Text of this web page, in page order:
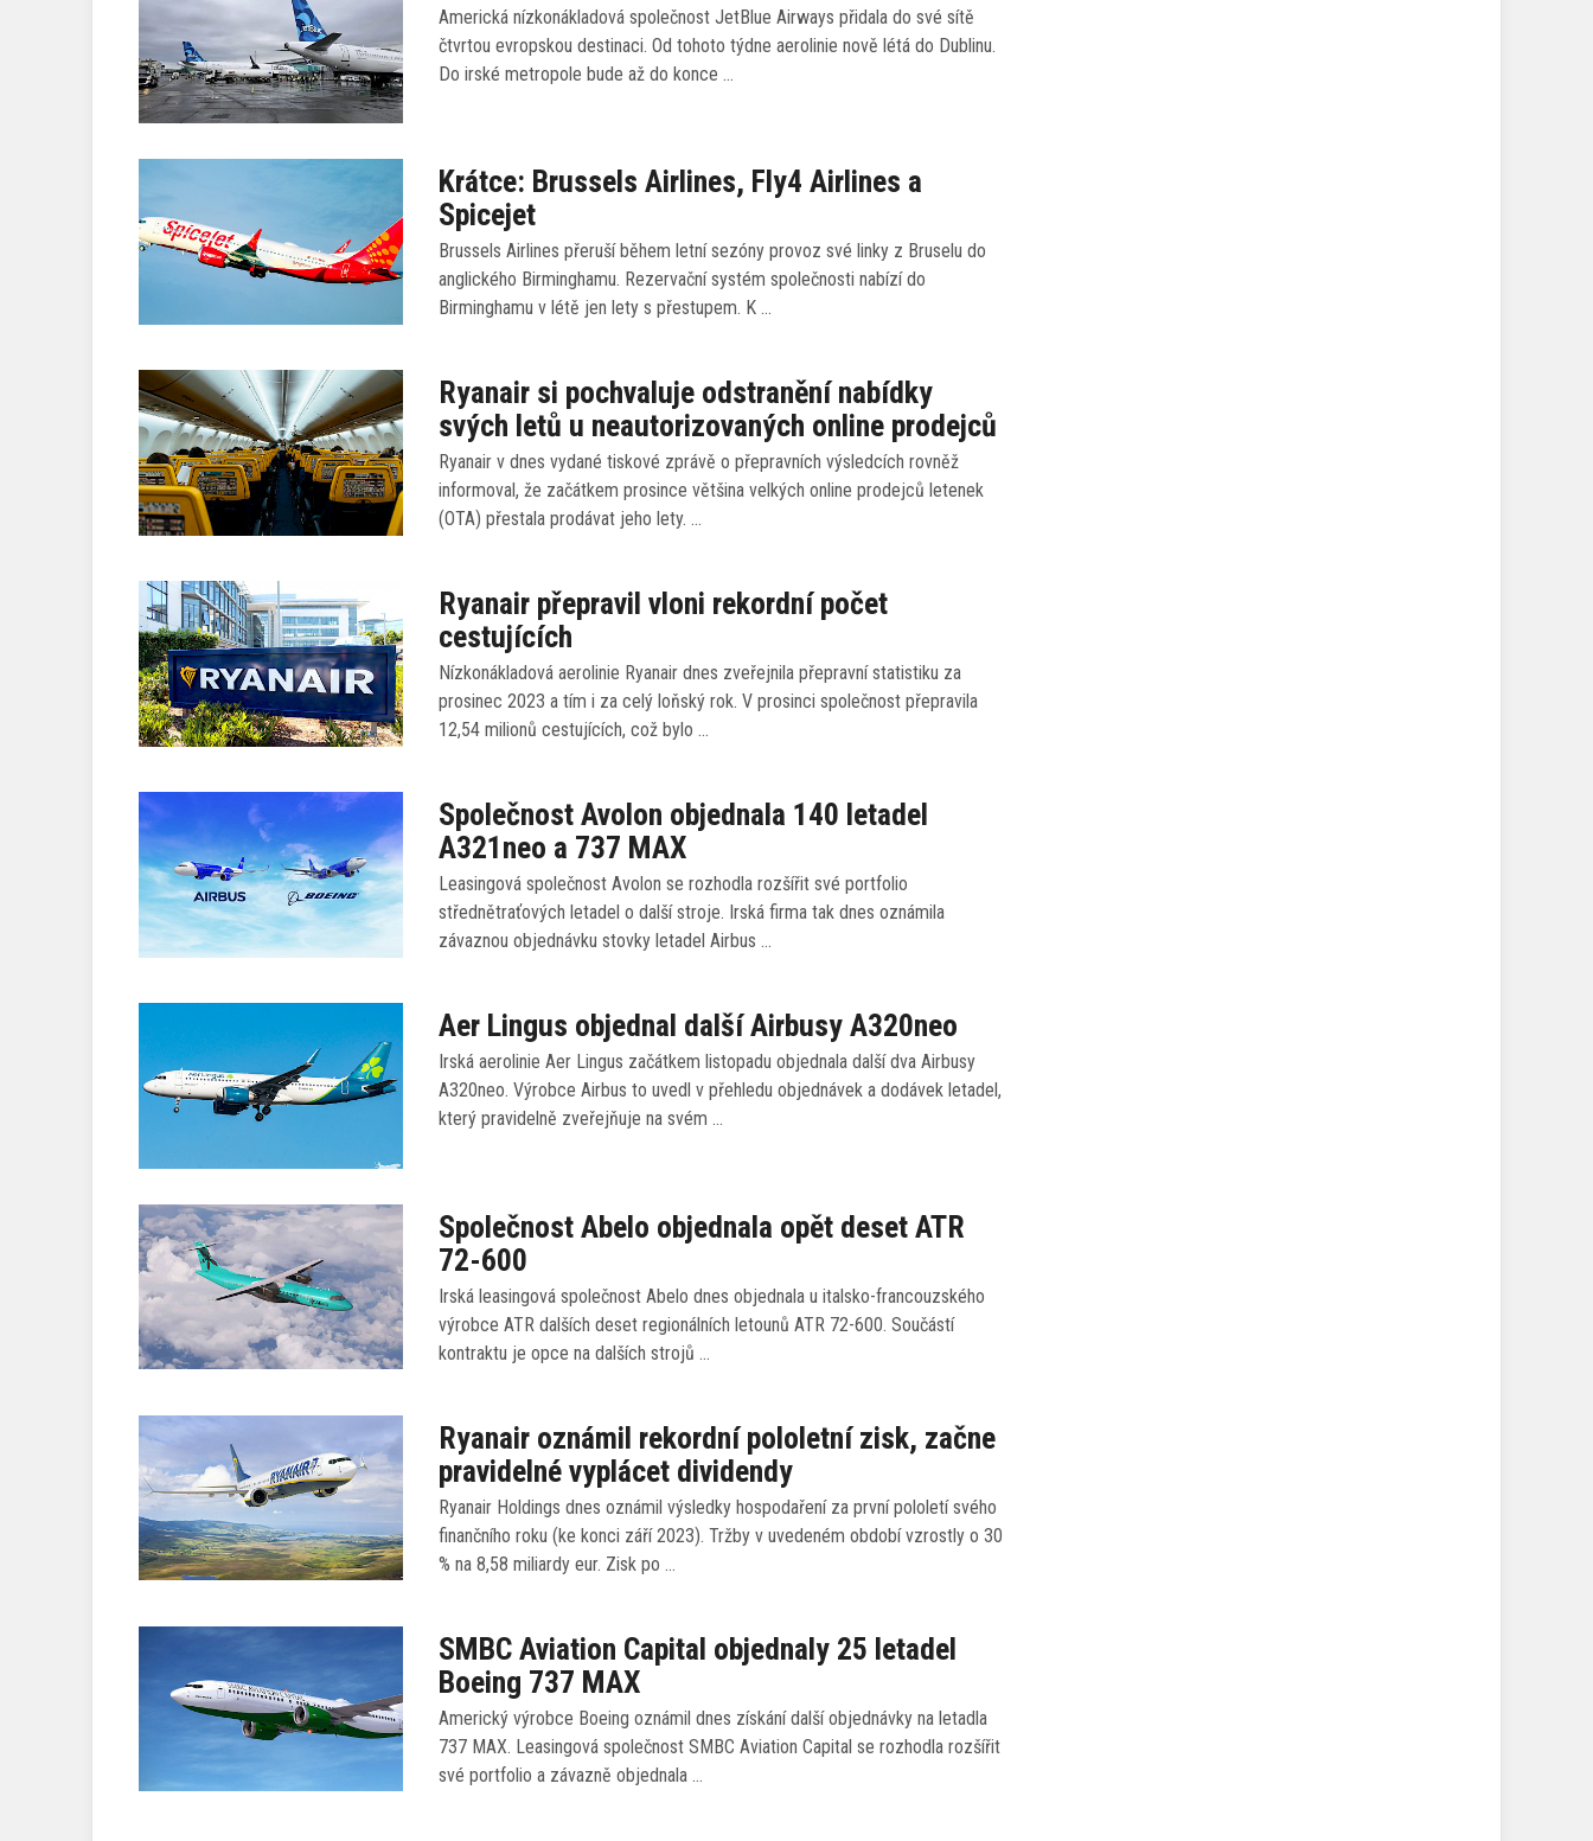
Americká nízkonákladová společnost JetBlue Airways přidala do své sítě
čtvrtou evropskou destinaci. Od tohoto týdne aerolinie nově létá do Dublinu.
Do irské metropole bude až do konce …
Krátce: Brussels Airlines, Fly4 Airlines a
Spicejet
Brussels Airlines přeruší během letní sezóny provoz své linky z Bruselu do
anglického Birminghamu. Rezervační systém společnosti nabízí do
Birminghamu v létě jen lety s přestupem. K …
Ryanair si pochvaluje odstranění nabídky
svých letů u neautorizovaných online prodejců
Ryanair v dnes vydané tiskové zprávě o přepravních výsledcích rovněž
informoval, že začátkem prosince většina velkých online prodejců letenek
(OTA) přestala prodávat jeho lety. …
Ryanair přepravil vloni rekordní počet
cestujících
Nízkonákladová aerolinie Ryanair dnes zveřejnila přepravní statistiku za
prosinec 2023 a tím i za celý loňský rok. V prosinci společnost přepravila
12,54 milionů cestujících, což bylo …
Společnost Avolon objednala 140 letadel
A321neo a 737 MAX
Leasingová společnost Avolon se rozhodla rozšířit své portfolio
střednětraťových letadel o další stroje. Irská firma tak dnes oznámila
závaznou objednávku stovky letadel Airbus …
Aer Lingus objednal další Airbusy A320neo
Irská aerolinie Aer Lingus začátkem listopadu objednala další dva Airbusy
A320neo. Výrobce Airbus to uvedl v přehledu objednávek a dodávek letadel,
který pravidelně zveřejňuje na svém …
Společnost Abelo objednala opět deset ATR
72-600
Irská leasingová společnost Abelo dnes objednala u italsko-francouzského
výrobce ATR dalších deset regionálních letounů ATR 72-600. Součástí
kontraktu je opce na dalších strojů …
Ryanair oznámil rekordní pololetní zisk, začne
pravidelné vyplácet dividendy
Ryanair Holdings dnes oznámil výsledky hospodaření za první pololetí svého
finančního roku (ke konci září 2023). Tržby v uvedeném období vzrostly o 30
% na 8,58 miliardy eur. Zisk po …
SMBC Aviation Capital objednaly 25 letadel
Boeing 737 MAX
Americký výrobce Boeing oznámil dnes získání další objednávky na letadla
737 MAX. Leasingová společnost SMBC Aviation Capital se rozhodla rozšířit
své portfolio a závazně objednala …